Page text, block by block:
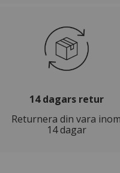
14 dagars retur
Returnera din vara inom
14 dagar